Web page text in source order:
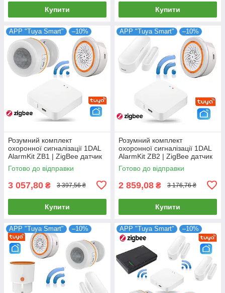
Купити Купити
APP "Tuya Smart" –10%
Розумний комплект
охоронної сигналізації 1DAL
AlarmKit ZB1 | ZigBee датчик
руху з сиреною + хаб | АРР
"Tuya"
Готово до відправки
3 057,80 ₴ 3 397,56 ₴
Купити
APP "Tuya Smart" –10%
Розумний комплект
охоронної сигналізації 1DAL
AlarmKit ZB2 | ZigBee датчик
відкриття з сиреною + хаб |
АРР "Tuya"
Готово до відправки
2 859,08 ₴ 3 176,76 ₴
Купити
APP "Tuya Smart" –10% APP "Tuya Smart" –10%